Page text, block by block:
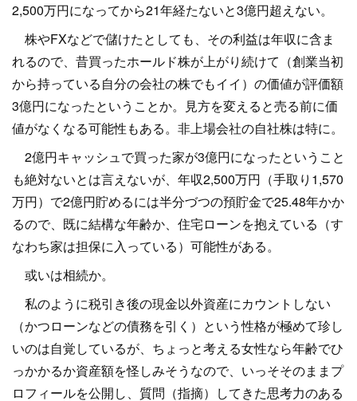
2,500万円になってから21年経たないと3億円超えない。
株やFXなどで儲けたとしても、その利益は年収に含ま
れるので、昔買ったホールド株が上がり続けて（創業当初
から持っている自分の会社の株でもイイ）の価値が評価額
3億円になったということか。見方を変えると売る前に価
値がなくなる可能性もある。非上場会社の自社株は特に。
2億円キャッシュで買った家が3億円になったということ
も絶対ないとは言えないが、年収2,500万円（手取り1,570
万円）で2億円貯めるには半分づつの預貯金で25.48年かか
るので、既に結構な年齢か、住宅ローンを抱えている（す
なわち家は担保に入っている）可能性がある。
或いは相続か。
私のように税引き後の現金以外資産にカウントしない
（かつローンなどの債務を引く）という性格が極めて珍し
いのは自覚しているが、ちょっと考える女性なら年齢でひ
っかかるか資産額を怪しみそうなので、いっそそのままプ
ロフィールを公開し、質問（指摘）してきた思考力のある